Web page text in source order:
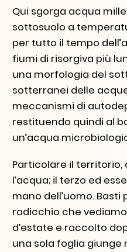
Qui sgorga acqua
sottosuolo a
per tutto il tempo
fiumi di risorgiva più
una morfologia del
sotterranei delle
meccanismi di
restituendo quindi al
un’acqua
Particolare il territorio,
l’acqua; il terzo ed
mano dell’uomo.
radicchio che
d’estate e raccolto
una sola foglia giunge